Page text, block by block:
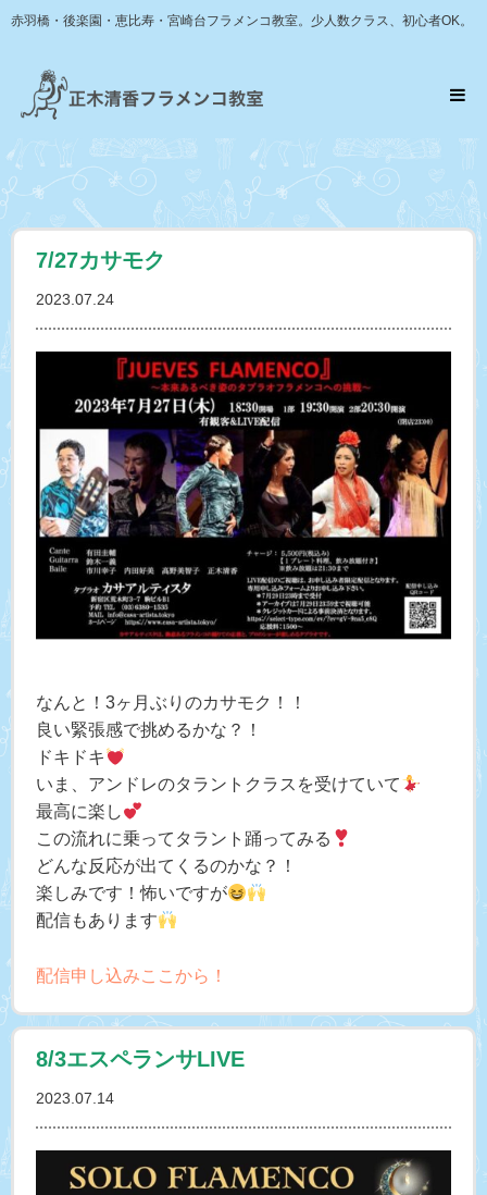
赤羽橋・後楽園・恵比寿・宮崎台フラメンコ教室。少人数クラス、初心者OK。
7/27カサモク
2023.07.24
なんと！3ヶ月ぶりのカサモク！！
良い緊張感で挑めるかな？！
ドキドキ
いま、アンドレのタラントクラスを受けていて
最高に楽し
この流れに乗ってタラント踊ってみる
どんな反応が出てくるのかな？！
楽しみです！怖いですが
配信もあります
配信申し込みここから！
8/3エスペランサLIVE
2023.07.14